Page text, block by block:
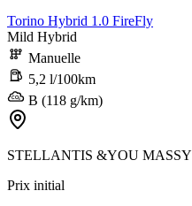
Torino Hybrid 1.0 FireFly
Mild Hybrid
Manuelle
5,2 l/100km
B (118 g/km)
STELLANTIS &YOU MASSY
Prix initial